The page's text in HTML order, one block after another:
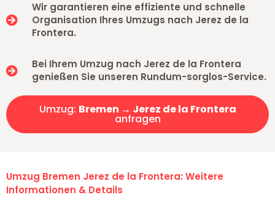
Wir garantieren eine effiziente und schnelle
Organisation Ihres Umzugs nach Jerez de la
Frontera.
Bei Ihrem Umzug nach Jerez de la Frontera
genießen Sie unseren Rundum-sorglos-Service.
Umzug: Bremen → Jerez de la Frontera
anfragen
Umzug Bremen Jerez de la Frontera: Weitere
Informationen & Details